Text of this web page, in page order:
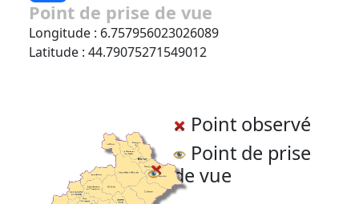
Point de prise de vue
Longitude : 6.757956023026089
Latitude : 44.79075271549012
Point observé
Point de prise
de vue